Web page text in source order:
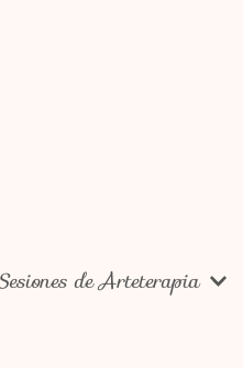
de Arteterapia